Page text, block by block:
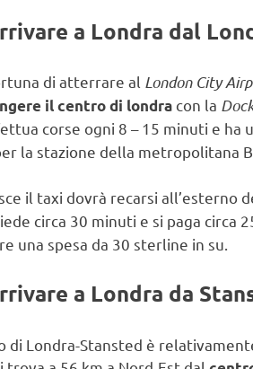
a Londra dal
di atterrare al London City
il centro di londra con la
corse ogni 8 – 15 minuti e ha
la stazione della metropolitana
il taxi dovrà recarsi all’esterno
circa 30 minuti e si paga circa
una spesa da 30 sterline in su.
a Londra da
di Londra-Stansted è